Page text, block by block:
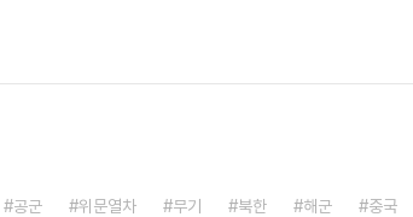
공군 위문열차 무기 북한 해군
중국